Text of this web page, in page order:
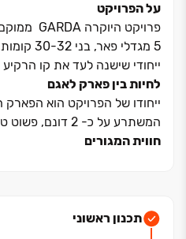
על הפרויקט
פרויקט היוקרה GARDA
5 מגדלי
ייחודי שישנה לעד את קו
לחיות בין פארק לאגם
ייחודו של הפרויקט הוא
המשתרע על כ- 2 דונם, פשוט טבע ירושלמי ממש ליד הבית.
חווית המגורים
הנגישות
תכנון ראשוני